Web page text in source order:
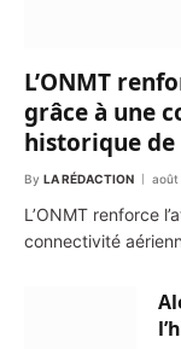
L’ONMT
grâce à une
historique de
By LA RÉDACTION août
L’ONMT renforce
connectivité